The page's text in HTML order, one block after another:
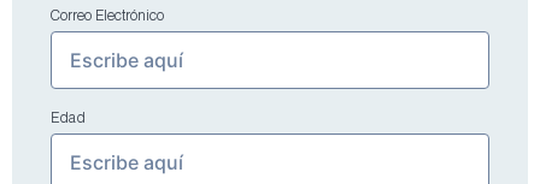
Correo Electrónico
Edad